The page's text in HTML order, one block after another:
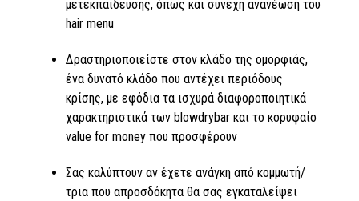
μετεκπαίδευσης, όπως και συνεχή ανανέωση του
hair menu
Δραστηριοποιείστε στον κλάδο της ομορφιάς,
ένα δυνατό κλάδο που αντέχει περιόδους
κρίσης, με εφόδια τα ισχυρά διαφοροποιητικά
χαρακτηριστικά των blowdrybar και το κορυφαίο
value for money που προσφέρουν
Σας καλύπτουν αν έχετε ανάγκη από κομμωτή/
τρια που απροσδόκητα θα σας εγκαταλείψει